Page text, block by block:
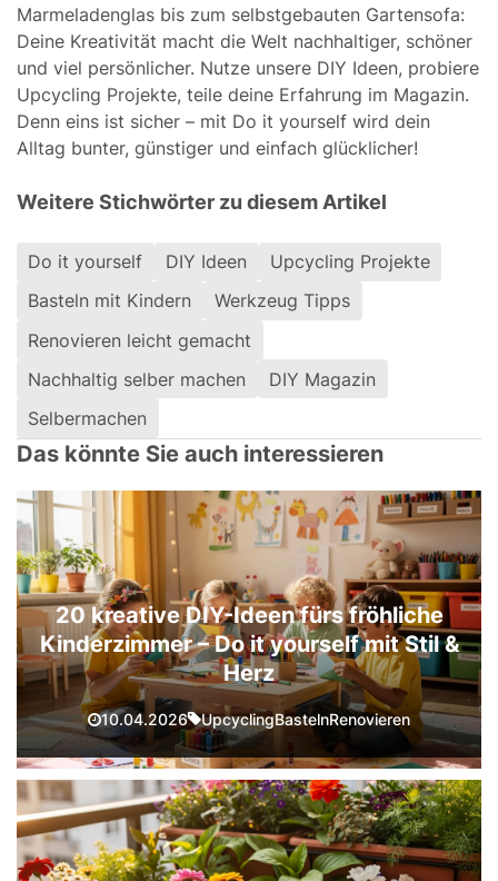
Marmeladenglas bis zum selbstgebauten Gartensofa:
Deine Kreativität macht die Welt nachhaltiger, schöner
und viel persönlicher. Nutze unsere DIY Ideen, probiere
Upcycling Projekte, teile deine Erfahrung im Magazin.
Denn eins ist sicher – mit Do it yourself wird dein
Alltag bunter, günstiger und einfach glücklicher!
Weitere Stichwörter zu diesem Artikel
Do it yourself DIY Ideen
Upcycling Projekte
Basteln mit Kindern
Werkzeug Tipps
Renovieren leicht gemacht
Nachhaltig selber machen
DIY Magazin
Selbermachen
Das könnte Sie auch interessieren
20 kreative DIY-Ideen fürs fröhliche
Kinderzimmer – Do it yourself mit Stil &
Herz
10.04.2026 UpcyclingBastelnRenovieren